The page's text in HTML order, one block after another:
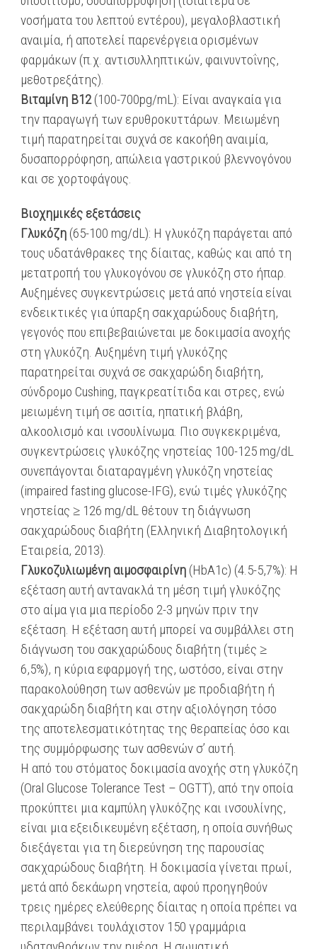
νοσήματα του λεπτού εντέρου), μεγαλοβλαστική
αναιμία, ή αποτελεί παρενέργεια ορισμένων
φαρμάκων (π.χ. αντισυλληπτικών, φαινυντοΐνης,
μεθοτρεξάτης).
Βιταμίνη Β12(100-700pg/mL): Είναι αναγκαία για
την παραγωγή των ερυθροκυττάρων. Μειωμένη
τιμή παρατηρείται συχνά σε κακοήθη αναιμία,
δυσαπορρόφηση, απώλεια γαστρικού βλεννογόνου
και σε χορτοφάγους.
Βιοχημικές εξετάσεις
Γλυκόζη (65-100 mg/dL): Η γλυκόζη παράγεται από
τους υδατάνθρακες της δίαιτας, καθώς και από τη
μετατροπή του γλυκογόνου σε γλυκόζη στο ήπαρ.
Αυξημένες συγκεντρώσεις μετά από νηστεία είναι
ενδεικτικές για ύπαρξη σακχαρώδους διαβήτη,
γεγονός που επιβεβαιώνεται με δοκιμασία ανοχής
στη γλυκόζη. Αυξημένη τιμή γλυκόζης
παρατηρείται συχνά σε σακχαρώδη διαβήτη,
σύνδρομο Cushing, παγκρεατίτιδα και στρες, ενώ
μειωμένη τιμή σε ασιτία, ηπατική βλάβη,
αλκοολισμό και ινσουλίνωμα. Πιο συγκεκριμένα,
συγκεντρώσεις γλυκόζης νηστείας 100-125 mg/dL
συνεπάγονται διαταραγμένη γλυκόζη νηστείας
(impaired fasting glucose-IFG), ενώ τιμές γλυκόζης
νηστείας ≥ 126 mg/dL θέτουν τη διάγνωση
σακχαρώδους διαβήτη (Ελληνική Διαβητολογική
Εταιρεία, 2013).
Γλυκοζυλιωμένη αιμοσφαιρίνη (ΗbA1c) (4.5-5,7%): Η
εξέταση αυτή αντανακλά τη μέση τιμή γλυκόζης
στο αίμα για μια περίοδο 2-3 μηνών πριν την
εξέταση. Η εξέταση αυτή μπορεί να συμβάλλει στη
διάγνωση του σακχαρώδους διαβήτη (τιμές ≥
6,5%), η κύρια εφαρμογή της, ωστόσο, είναι στην
παρακολούθηση των ασθενών με προδιαβήτη ή
σακχαρώδη διαβήτη και στην αξιολόγηση τόσο
της αποτελεσματικότητας της θεραπείας όσο και
της συμμόρφωσης των ασθενών σ’ αυτή.
Η από του στόματος δοκιμασία ανοχής στη γλυκόζη
(Oral Glucose Tolerance Test – OGTT), από την οποία
προκύπτει μια καμπύλη γλυκόζης και ινσουλίνης,
είναι μια εξειδικευμένη εξέταση, η οποία συνήθως
διεξάγεται για τη διερεύνηση της παρουσίας
σακχαρώδους διαβήτη. Η δοκιμασία γίνεται πρωί,
μετά από δεκάωρη νηστεία, αφού προηγηθούν
τρεις ημέρες ελεύθερης δίαιτας η οποία πρέπει να
περιλαμβάνει τουλάχιστον 150 γραμμάρια